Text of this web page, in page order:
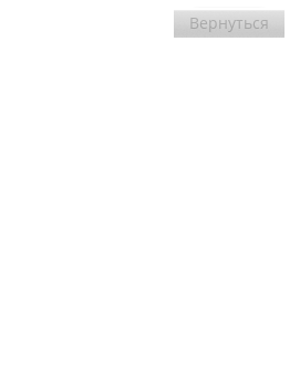
Вернуться